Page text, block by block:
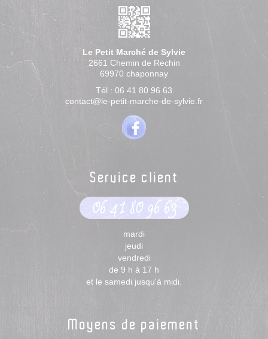
Le Petit Marché de Sylvie
2661 Chemin de Rechin
69970 chaponnay
Tél : 06 41 80 96 63
contact@le-petit-marche-de-sylvie.fr
Service client
06 41 80 96 63
mardi
jeudi
vendredi
de 9 h à 17 h
et le samedi jusqu'à midi.
Moyens de paiement